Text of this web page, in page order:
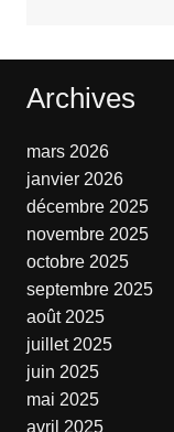
Archives
mars 2026
janvier 2026
décembre 2025
novembre 2025
octobre 2025
septembre 2025
août 2025
juillet 2025
juin 2025
mai 2025
avril 2025